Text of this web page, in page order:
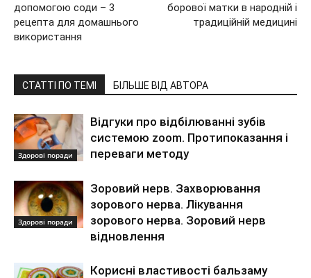
допомогою соди – 3
рецепта для домашнього
використання
борової матки в народній і
традиційній медицині
СТАТТІ ПО ТЕМІ БІЛЬШЕ ВІД АВТОРА
Здорові поради
Відгуки про відбілюванні зубів
системою zoom. Протипоказання і
переваги методу
Здорові поради
Зоровий нерв. Захворювання
зорового нерва. Лікування
зорового нерва. Зоровий нерв
відновлення
Корисні властивості бальзаму